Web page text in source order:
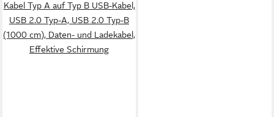
Kabel Typ A auf Typ B USB-Kabel,
USB 2.0 Typ-A, USB 2.0 Typ-B
(1000 cm), Daten- und Ladekabel,
Effektive Schirmung